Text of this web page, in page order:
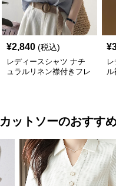
¥2,840 (税込)
レディースシャツ ナチ
ュラルリネン襟付きフレ
¥
カットソーのおすす